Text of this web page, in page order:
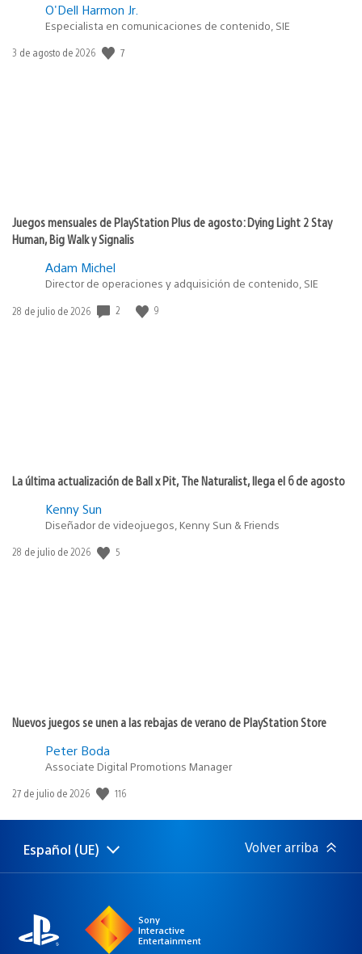
O'Dell Harmon Jr.
Especialista en comunicaciones de contenido, SIE
Fecha
3 de agosto de 2026 7
Juegos mensuales de PlayStation Plus de agosto: Dying Light 2 Stay
Human, Big Walk y Signalis
Adam Michel
Director de operaciones y adquisición de contenido, SIE
Fecha
28 de julio de 2026 2 9
La última actualización de Ball x Pit, The Naturalist, llega el 6 de agosto
Kenny Sun
Diseñador de videojuegos, Kenny Sun & Friends
Fecha
28 de julio de 2026 5
Nuevos juegos se unen a las rebajas de verano de PlayStation Store
Peter Boda
Associate Digital Promotions Manager
Fecha
publicación:
27 de julio de 2026 116
Selecciona
una
Región
actual:
Español (UE) Volver arriba
Sony
Interactive
Entertainment